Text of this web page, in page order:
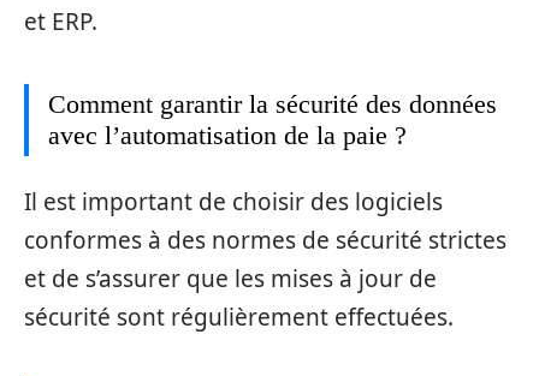
et ERP.
Comment garantir la sécurité des données
avec l’automatisation de la paie ?
Il est important de choisir des logiciels
conformes à des normes de sécurité strictes
et de s’assurer que les mises à jour de
sécurité sont régulièrement effectuées.